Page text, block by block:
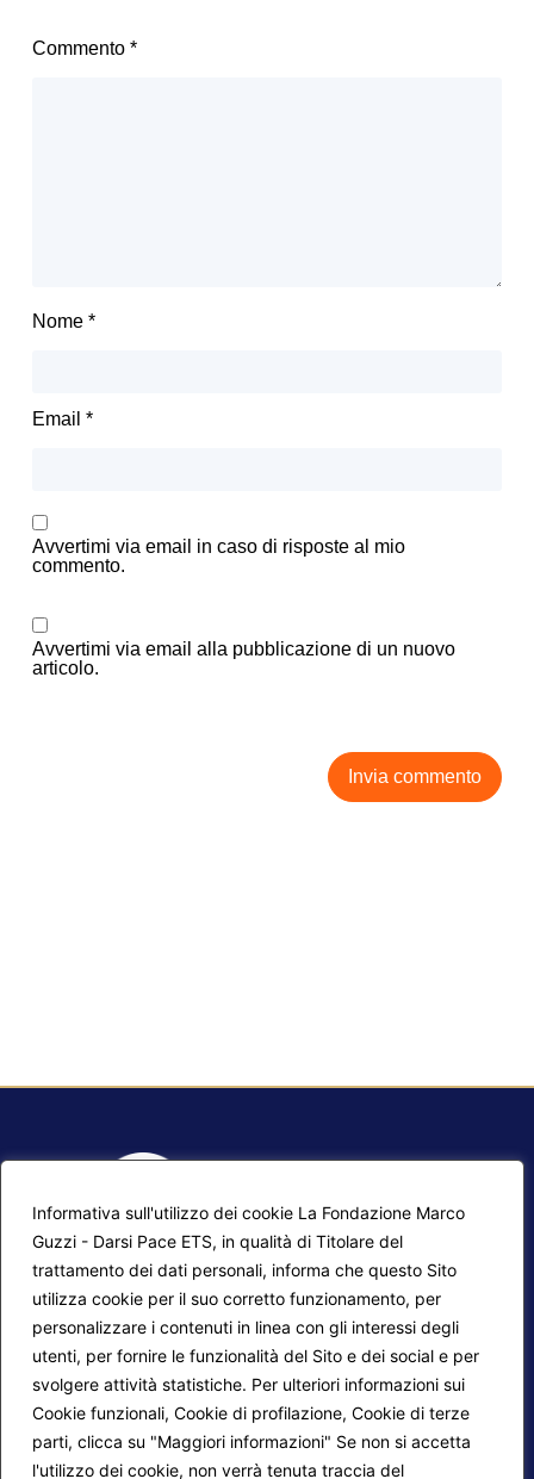
Informativa sull'utilizzo dei cookie La Fondazione Marco
Guzzi - Darsi Pace ETS, in qualità di Titolare del
trattamento dei dati personali, informa che questo Sito
utilizza cookie per il suo corretto funzionamento, per
personalizzare i contenuti in linea con gli interessi degli
utenti, per fornire le funzionalità del Sito e dei social e per
svolgere attività statistiche. Per ulteriori informazioni sui
Cookie funzionali, Cookie di profilazione, Cookie di terze
parti, clicca su "Maggiori informazioni" Se non si accetta
l'utilizzo dei cookie, non verrà tenuta traccia del
Commento *
Nome *
Email *
Avvertimi via email in caso di risposte al mio
commento.
Avvertimi via email alla pubblicazione di un nuovo
articolo.
Mappa del sito
Progetti Darsi Pace
Login redattori
Calendario corsi
Privacy Policy
Cookie Policy